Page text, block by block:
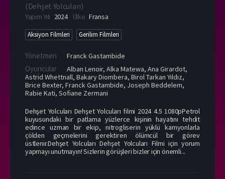
(Dehşet Yolcuları)
Yapım Yılı 2024 Ülke Fransa
Aksiyon Filmleri Gerilim Filmleri
Yönetmen Franck Gastambide
Oyuncular Alban Lenoir, Alka Matewa, Ana Girardot,
Astrid Whettnall, Bakary Diombera, Birol Tarkan Yıldız,
Brice Bexter, Franck Gastambide, Joseph Beddelem,
Rabie Kati, Sofiane Zermani
Dehşet Yolcuları Dehşet Yolcuları filmi 2024 4.5 1080pPetrol
kuyusundaki bir patlama yüzlerce kişinin hayatını tehdit
edince uzman bir ekip, nitrogliserin yüklü kamyonlarla
çölden geçmelerini gerektiren ölümcül bir görev
üstlenir.Dehşet Yolcuları Dehşet Yolcuları Filmi için yorum
yapmayı unutmayın! Sizlerin görüşleri bizler için önemli...